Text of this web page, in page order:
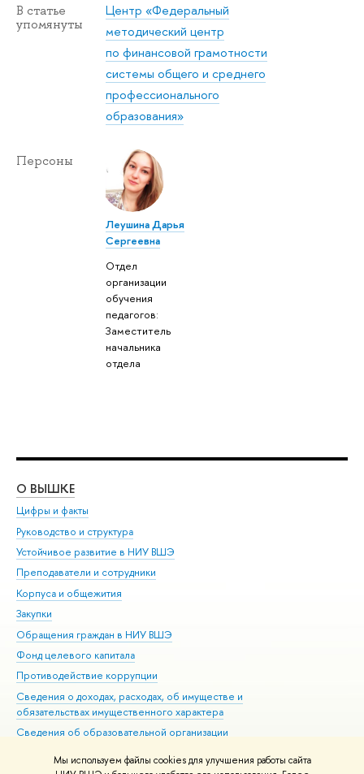
Мы используем файлы cookies для улучшения работы сайта
В статье
упомянуты
Центр «Федеральный
методический центр
по финансовой грамотности
системы общего и среднего
профессионального
образования»
Персоны
Леушина Дарья
Сергеевна
Отдел
организации
обучения
педагогов:
Заместитель
начальника
отдела
О ВЫШКЕ
Цифры и факты
Руководство и структура
Устойчивое развитие в НИУ ВШЭ
Преподаватели и сотрудники
Корпуса и общежития
Закупки
Обращения граждан в НИУ ВШЭ
Фонд целевого капитала
Противодействие коррупции
Сведения о доходах, расходах, об имуществе и
обязательствах имущественного характера
Сведения об образовательной организации
Людям с ограниченными возможностями здоровья